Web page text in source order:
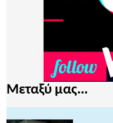
Μεταξύ μας...